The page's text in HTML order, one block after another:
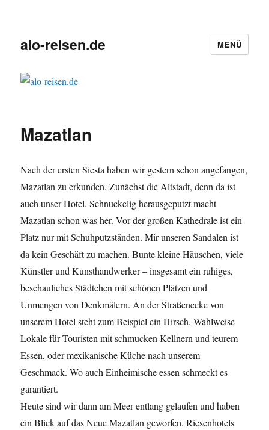
alo-reisen.de MENÜ
Mazatlan
Nach der ersten Siesta haben wir gestern schon angefangen,
Mazatlan zu erkunden. Zunächst die Altstadt, denn da ist
auch unser Hotel. Schnuckelig herausgeputzt macht
Mazatlan schon was her. Vor der großen Kathedrale ist ein
Platz nur mit Schuhputzständen. Mir unseren Sandalen ist
da kein Geschäft zu machen. Bunte kleine Häuschen, viele
Künstler und Kunsthandwerker – insgesamt ein ruhiges,
beschauliches Städtchen mit schönen Plätzen und
Unmengen von Denkmälern. An der Straßenecke von
unserem Hotel steht zum Beispiel ein Hirsch. Wahlweise
Lokale für Touristen mit schmucken Kellnern und teurem
Essen, oder mexikanische Küche nach unserem
Geschmack. Wo auch Einheimische essen schmeckt es
garantiert.
Heute sind wir dann am Meer entlang gelaufen und haben
ein Blick auf das Neue Mazatlan geworfen. Riesenhotels